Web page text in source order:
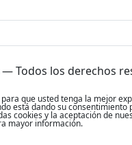
Todos los derechos
que usted tenga la mejor
está dando su consentimiento
cookies y la aceptación de
mayor información.